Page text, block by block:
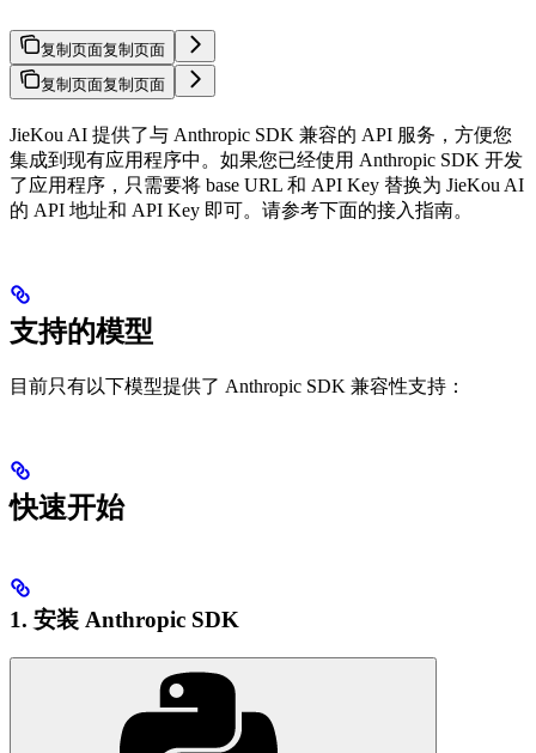
复制页面复制页面
复制页面复制页面
JieKou AI 提供了与 Anthropic SDK 兼容的 API 服务，方便您
集成到现有应用程序中。如果您已经使用 Anthropic SDK 开发
了应用程序，只需要将 base URL 和 API Key 替换为 JieKou AI
的 API 地址和 API Key 即可。请参考下面的接入指南。
支持的模型
目前只有以下模型提供了 Anthropic SDK 兼容性支持：
快速开始
1. 安装 Anthropic SDK